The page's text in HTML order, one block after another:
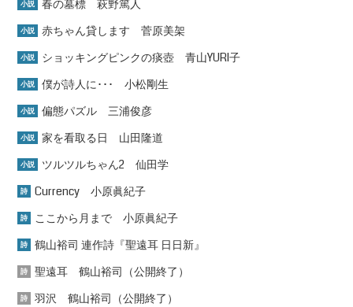
小説 春の墓標 萩野篤人
小説 赤ちゃん貸します 菅原美架
小説 ショッキングピンクの痰壺 青山YURI子
小説 僕が詩人に･･･ 小松剛生
小説 偏態パズル 三浦俊彦
小説 家を看取る日 山田隆道
小説 ツルツルちゃん2 仙田学
詩 Currency 小原眞紀子
詩 ここから月まで 小原眞紀子
詩 鶴山裕司 連作詩『聖遠耳 日日新』
詩 聖遠耳 鶴山裕司（公開終了）
詩 羽沢 鶴山裕司（公開終了）